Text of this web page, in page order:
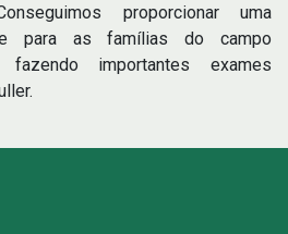
proporcionar uma
para as famílias do campo
importantes exames